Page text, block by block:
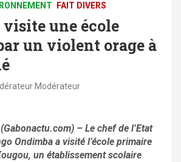
FAIT DIVERS
une école
un violent orage à
Modérateur
– Le chef de l’Etat
Ondimba a visité l’école primaire
un établissement scolaire